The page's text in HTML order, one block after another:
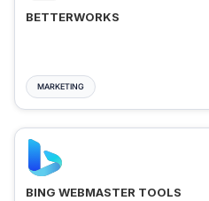
BETTERWORKS
MARKETING
BING WEBMASTER TOOLS